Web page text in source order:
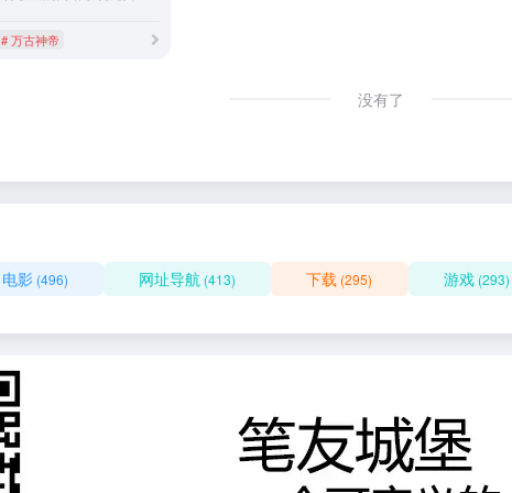
# 万古神帝
没有了
电影 (496) 网址导航 (413) 下载 (295) 游戏(293)